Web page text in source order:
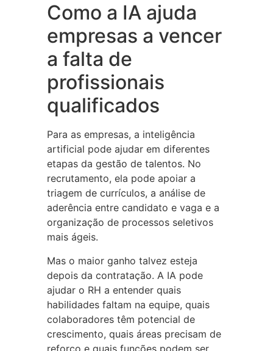
Como a IA ajuda
empresas a vencer
a falta de
profissionais
qualificados
Para as empresas, a inteligência
artificial pode ajudar em diferentes
etapas da gestão de talentos. No
recrutamento, ela pode apoiar a
triagem de currículos, a análise de
aderência entre candidato e vaga e a
organização de processos seletivos
mais ágeis.
Mas o maior ganho talvez esteja
depois da contratação. A IA pode
ajudar o RH a entender quais
habilidades faltam na equipe, quais
colaboradores têm potencial de
crescimento, quais áreas precisam de
reforço e quais funções podem ser